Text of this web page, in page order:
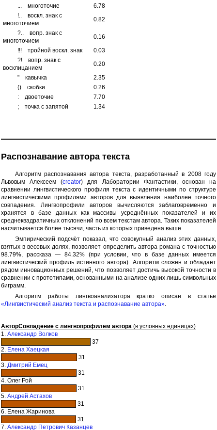
...
многоточие
6.78
!..
воскл. знак с
многоточием
0.82
?..
вопр. знак с
многоточием
0.16
!!!
тройной воскл. знак
0.03
?!
вопр. знак с
восклицанием
0.20
"
кавычка
2.35
()
скобки
0.26
:
двоеточие
7.70
;
точка с запятой 1.34
Распознавание автора текста
Алгоритм распознавания автора текста, разработанный в 2008 году
Львовым Алексеем (creator) для Лаборатории Фантастики, основан на
сравнении лингвистического профиля текста с идентичными по структуре
лингвистическими профилями авторов для выявления наиболее точного
совпадения. Лингвопрофили авторов вычисляются заблаговременно и
хранятся в базе данных как массивы усреднённых показателей и их
среднеквадратичных отклонений по всем текстам автора. Таких показателей
насчитывается более тысячи, часть из которых приведена выше.
Эмпирический подсчёт показал, что совокупный анализ этих данных,
взятых в весовых долях, позволяет определить автора романа с точностью
98.79%, рассказа — 84.32% (при условии, что в базе данных имеется
лингвистический профиль истинного автора). Алгоритм сложен и обладает
рядом инновационных решений, что позволяет достичь высокой точности в
сравнении с прототипами, основанными на анализе одних лишь символьных
биграмм.
Алгоритм работы лингвоанализатора кратко описан в статье
«Лингвистический анализ текста и распознавание автора».
АвторСовпадение с лингвопрофилем автора (в условных единицах)
1. Александр Волков
37
2. Елена Хаецкая
31
3. Дмитрий Емец
31
4. Олег Рой
31
5. Андрей Астахов
31
6. Елена Жаринова
31
7. Александр Петрович Казанцев